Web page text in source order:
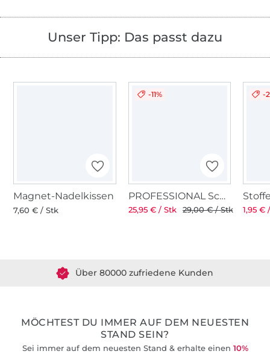
Unser Tipp: Das passt dazu
Magnet-Nadelkissen
7,60 € / Stk
-11%
PROFESSIONAL Schneiderschere 8" 21 cm
25,95 € / Stk 29,00 € / Stk
-
1,95 €
MÖCHTEST DU IMMER AUF DEM NEUESTEN
STAND SEIN?
Sei immer auf dem neuesten Stand & erhalte einen 10%